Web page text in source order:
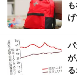
パ
が